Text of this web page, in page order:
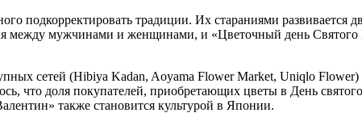
подкорректировать традиции. Их стараниями развивается
между мужчинами и женщинами, и «Цветочный день Святого
сетей (Hibiya Kadan, Aoyama Flower Market, Uniqlo
доля покупателей, приобретающих цветы в День
также становится культурой в Японии.